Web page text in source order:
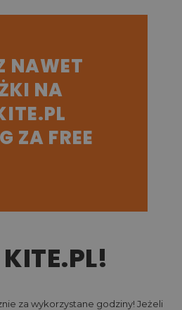
NAWET
NA
ZA FREE
za wykorzystane godziny! Jeżeli